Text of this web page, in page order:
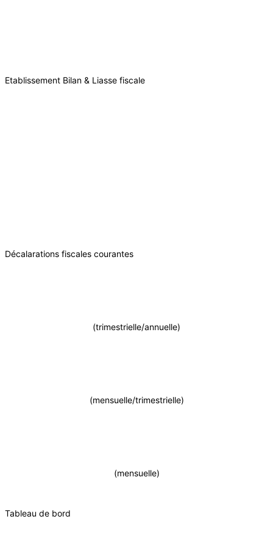
Etablissement Bilan & Liasse fiscale
Décalarations fiscales courantes
(trimestrielle/annuelle)
(mensuelle/trimestrielle)
(mensuelle)
Tableau de bord